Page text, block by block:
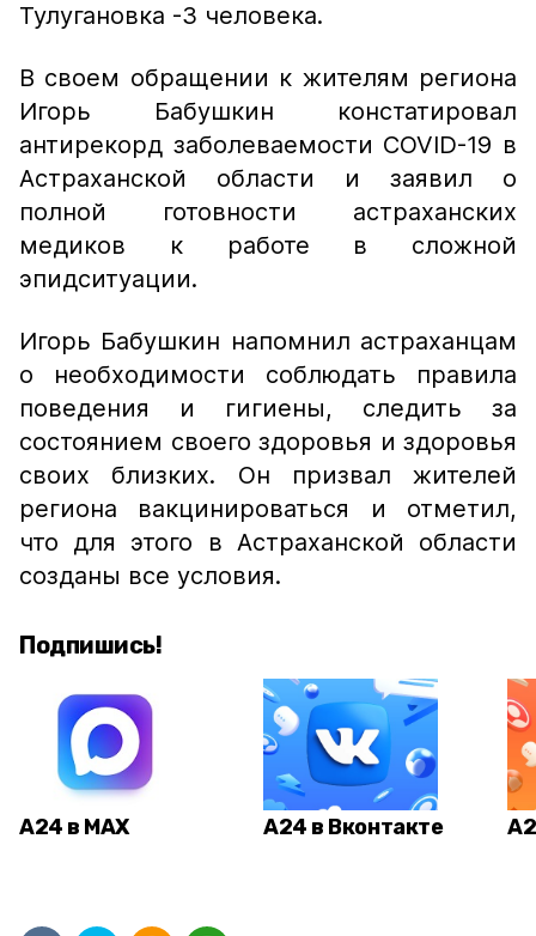
Тулугановка -3 человека.
В своем обращении к жителям региона
Игорь Бабушкин констатировал
антирекорд заболеваемости COVID-19 в
Астраханской области и заявил о
полной готовности астраханских
медиков к работе в сложной
эпидситуации.
Игорь Бабушкин напомнил астраханцам
о необходимости соблюдать правила
поведения и гигиены, следить за
состоянием своего здоровья и здоровья
своих близких. Он призвал жителей
региона вакцинироваться и отметил,
что для этого в Астраханской области
созданы все условия.
Подпишись!
А24 в MAX А24 в Вконтакте